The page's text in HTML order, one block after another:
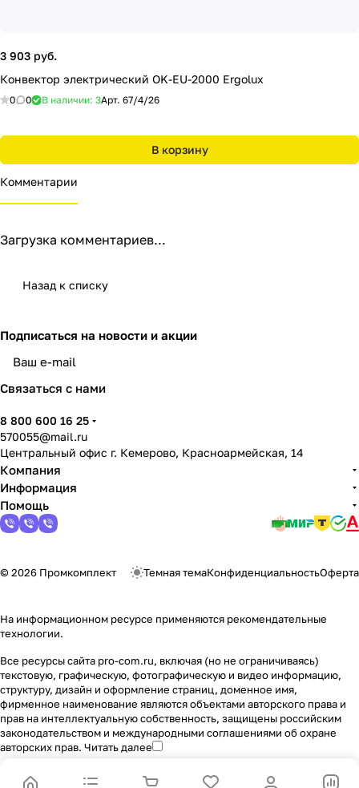
3 903 руб.
Конвектор электрический OK-EU-2000 Ergolux
0 0 В наличии: 3Арт. 67/4/26
В корзину
Комментарии
Загрузка комментариев...
Назад к списку
Подписаться на новости и акции
Связаться с нами
8 800 600 16 25
570055@mail.ru
Центральный офис г. Кемерово, Красноармейская, 14
Компания
Информация
Помощь
© 2026 Промкомплект Темная темаКонфиденциальностьОферта
На информационном ресурсе применяются рекомендательные
технологии.
Все ресурсы сайта pro-com.ru, включая (но не ограничиваясь)
текстовую, графическую, фотографическую и видео информацию,
структуру, дизайн и оформление страниц, доменное имя,
фирменное наименование являются объектами авторского права и
прав на интеллектуальную собственность, защищены российским
законодательством и международными соглашениями об охране
авторских прав. Читать далее